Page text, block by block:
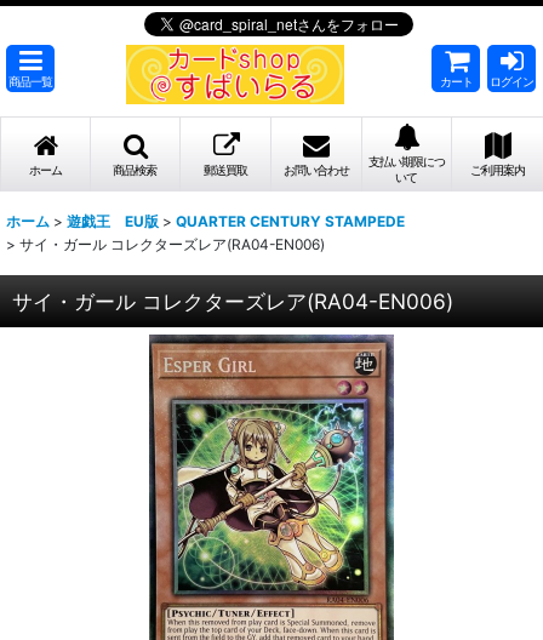
商品一覧 カート ログイン
ホーム 商品検索 郵送買取 お問い合わせ
支払い期限につ
いて
ご利用案内
ホーム > 遊戯王 EU版 > QUARTER CENTURY STAMPEDE
> サイ・ガール コレクターズレア(RA04-EN006)
サイ・ガール コレクターズレア(RA04-EN006)